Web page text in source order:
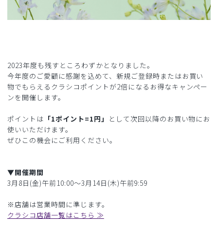
2023年度も残すところわずかとなりました。
今年度のご愛顧に感謝を込めて、新規ご登録時またはお買い
物でもらえるクラシコポイントが2倍になるお得なキャンペー
ンを開催します。
ポイントは 「1ポイント=1円」
として次回以降のお買い物にお
使いいただけます。
ぜひこの機会にご利用ください。
▼開催期間
3月8日(金)午前10:00〜3月14日(木)午前9:59
※店舗は営業時間に準じます。
クラシコ店舗一覧はこちら ≫